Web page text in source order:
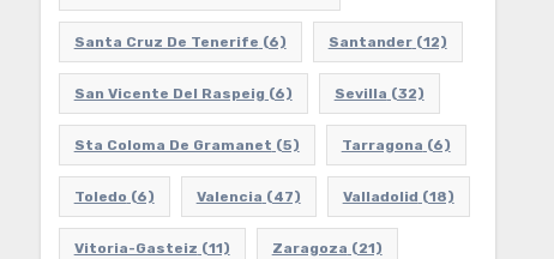
Santa Cruz De Tenerife (6) Santander(12)
San Vicente Del Raspeig (6) Sevilla (32)
Sta Coloma De Gramanet (5) Tarragona (6)
Toledo (6) Valencia (47) Valladolid (18)
Vitoria-Gasteiz (11) Zaragoza (21)